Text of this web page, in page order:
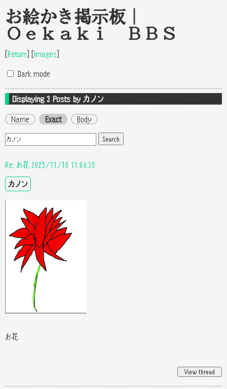
お絵かき掲示板｜
Oekaki BBS
[Return] [Images]
Dark mode
Displaying 3 Posts by カノン
Name Exact Body
Re: お花 2025/11/10 11:04:39
カノン
お花